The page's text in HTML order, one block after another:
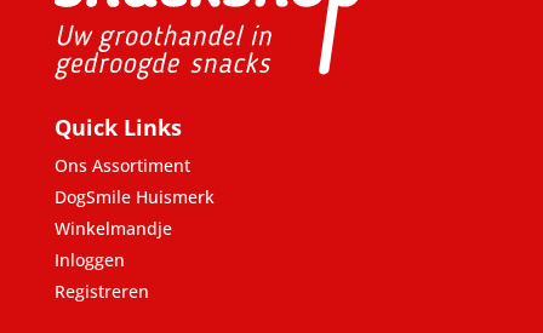
Quick Links
Ons Assortiment
DogSmile Huismerk
Winkelmandje
Inloggen
Registreren